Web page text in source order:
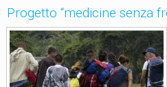
c
o
s
i
n
R
r
a
i
m
a
Progetto “medicine senza